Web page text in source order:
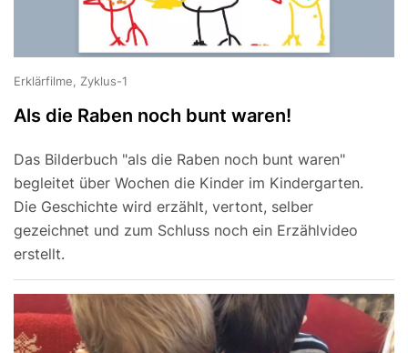
Erklärfilme, Zyklus-1
Als die Raben noch bunt waren!
Das Bilderbuch "als die Raben noch bunt waren"
begleitet über Wochen die Kinder im Kindergarten.
Die Geschichte wird erzählt, vertont, selber
gezeichnet und zum Schluss noch ein Erzählvideo
erstellt.